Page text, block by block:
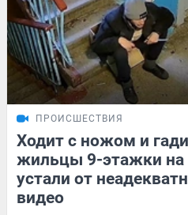
ПРОИСШЕСТВИЯ
Ходит с ножом и
жильцы 9-этажки на
устали от
видео